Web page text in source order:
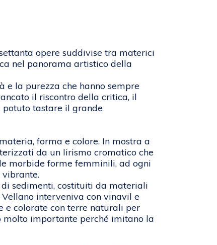
opere suddivise tra materici
nel panorama artistico della
e la purezza che hanno sempre
il riscontro della critica, il
potuto tastare il grande
forma e colore. In mostra a
da un lirismo cromatico che
morbide forme femminili, ad ogni
sedimenti, costituiti da materiali
interveniva con vinavil e
e colorate con terre naturali per
molto importante perché imitano la